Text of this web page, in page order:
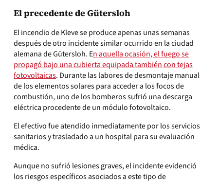
El precedente de Gütersloh
El incendio de Kleve se produce apenas unas semanas
después de otro incidente similar ocurrido en la ciudad
alemana de Gütersloh. En aquella ocasión, el fuego se
propagó bajo una cubierta equipada también con tejas
fotovoltaicas. Durante las labores de desmontaje manual
de los elementos solares para acceder a los focos de
combustión, uno de los bomberos sufrió una descarga
eléctrica procedente de un módulo fotovoltaico.
El efectivo fue atendido inmediatamente por los servicios
sanitarios y trasladado a un hospital para su evaluación
médica.
Aunque no sufrió lesiones graves, el incidente evidenció
los riesgos específicos asociados a este tipo de